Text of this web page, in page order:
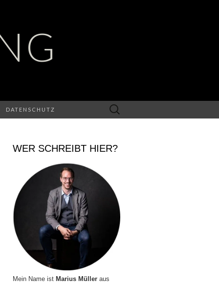
DATENSCHUTZ
Suchen
nach:
WER SCHREIBT HIER?
Mein Name ist Marius Müller aus